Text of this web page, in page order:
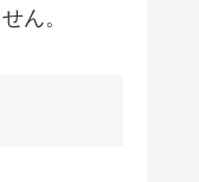
ん。